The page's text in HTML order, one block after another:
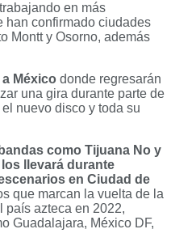
en más
han confirmado ciudades
Montt y Osorno, además
México donde regresarán
una gira durante parte de
nuevo disco y toda su
como Tijuana No y
llevará durante
en Ciudad de
que marcan la vuelta de la
país azteca en 2022,
Guadalajara, México DF,